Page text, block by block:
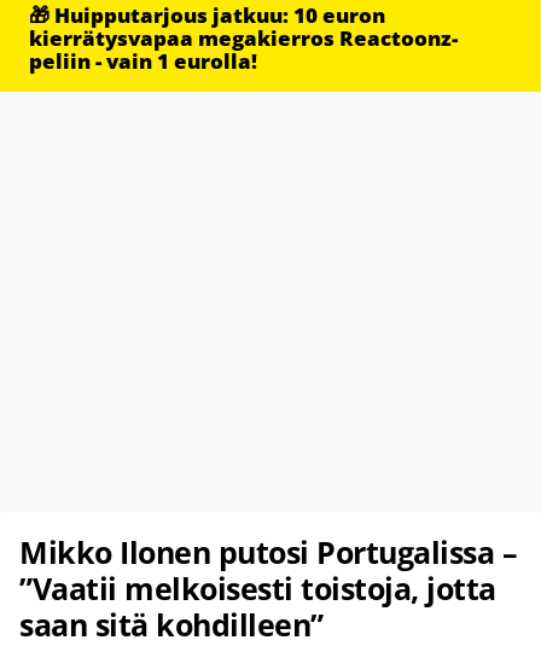
🎁 Huipputarjous jatkuu: 10 euron
kierrätysvapaa megakierros Reactoonz-
peliin - vain 1 eurolla!
Mikko Ilonen putosi Portugalissa –
”Vaatii melkoisesti toistoja, jotta
saan sitä kohdilleen”